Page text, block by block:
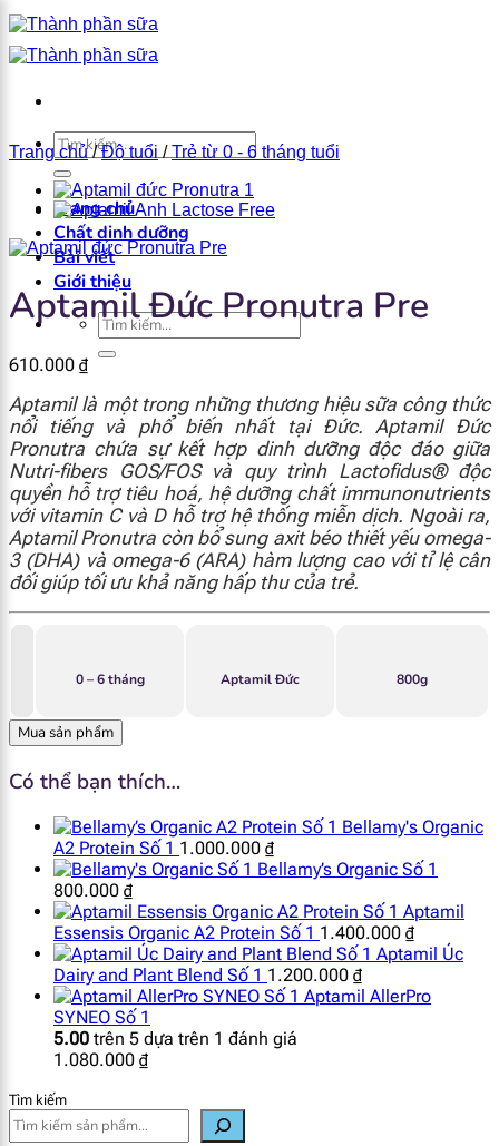
Bỏ
qua
nội
Tìm
kiếm:
Trang chủ
Chất dinh dưỡng
Bài viết
Giới thiệu
Tìm
kiếm:
Trang chủ / Độ tuổi / Trẻ từ 0 - 6 tháng tuổi
Aptamil Đức Pronutra Pre
610.000 ₫
Aptamil là một trong những thương hiệu sữa công thức
nổi tiếng và phổ biến nhất tại Đức. Aptamil Đức
Pronutra chứa sự kết hợp dinh dưỡng độc đáo giữa
Nutri-fibers GOS/FOS và quy trình Lactofidus® độc
quyền hỗ trợ tiêu hoá, hệ dưỡng chất immunonutrients
với vitamin C và D hỗ trợ hệ thống miễn dịch. Ngoài ra,
Aptamil Pronutra còn bổ sung axit béo thiết yếu omega-
3 (DHA) và omega-6 (ARA) hàm lượng cao với tỉ lệ cân
đối giúp tối ưu khả năng hấp thu của trẻ.
0 – 6 tháng Aptamil Đức 800g
Mua sản phẩm
Có thể bạn thích…
Bellamy's Organic
A2 Protein Số 1 1.000.000 ₫
Bellamy’s Organic Số 1
800.000 ₫
Aptamil
Essensis Organic A2 Protein Số 1 1.400.000 ₫
Aptamil Úc
Dairy and Plant Blend Số 1 1.200.000 ₫
Aptamil AllerPro
SYNEO Số 1
5.00 trên 5 dựa trên 1 đánh giá
1.080.000 ₫
Tìm kiếm